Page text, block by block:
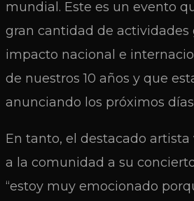
mundial. Este es un evento
gran cantidad de actividades
impacto nacional e
de nuestros 10 años y que
anunciando los próximos
En tanto, el destacado
a la comunidad a su
“estoy muy emocionado